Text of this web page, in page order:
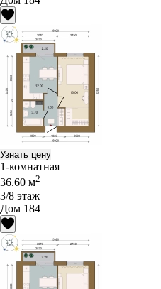
Узнать цену
1-комнатная
36.60 м2
3/8 этаж
Дом 184